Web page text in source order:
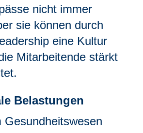
nicht immer
sie können durch
eine Kultur
Mitarbeitende stärkt
Belastungen
Gesundheitswesen